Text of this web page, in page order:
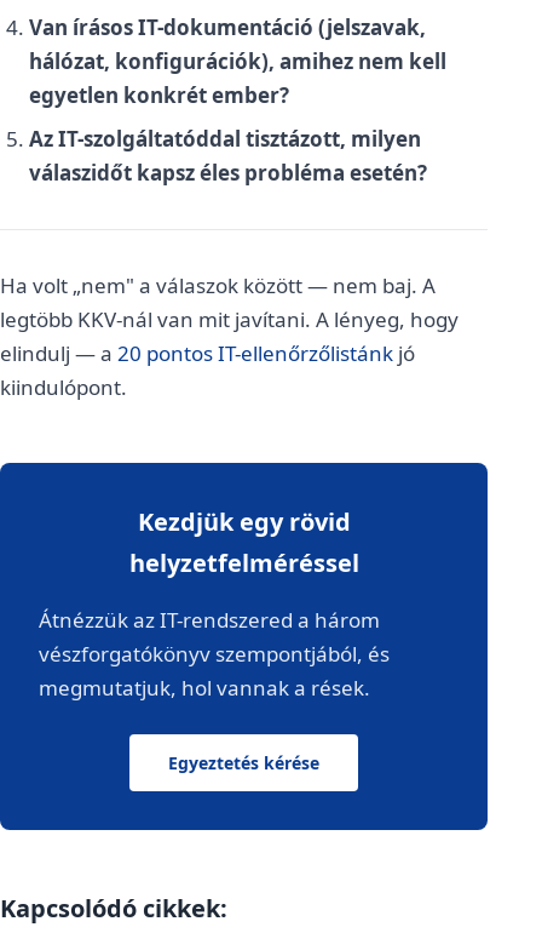
Van írásos IT-dokumentáció (jelszavak,
hálózat, konfigurációk), amihez nem kell
egyetlen konkrét ember?
Az IT-szolgáltatóddal tisztázott, milyen
válaszidőt kapsz éles probléma esetén?
Ha volt „nem" a válaszok között — nem baj. A
legtöbb KKV-nál van mit javítani. A lényeg, hogy
elindulj — a 20 pontos IT-ellenőrzőlistánk jó
kiindulópont.
Kezdjük egy rövid
helyzetfelméréssel
Átnézzük az IT-rendszered a három
vészforgatókönyv szempontjából, és
megmutatjuk, hol vannak a rések.
Egyeztetés kérése
Kapcsolódó cikkek: